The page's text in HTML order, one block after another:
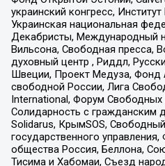
украинский конгресс,
Украинская национальная
Декабристы, Международный
Вильсона, Свободная пресса,
духовный центр , Риддл,
Швеции, Проект Медуза, Фонд
свободной России, Лига
International, Форум
Солидарность с гражданским
Solidarus, КрымSOS, Свободный
государственного
общества Россия, Беллона,
Тисима и Хабомаи, Съезд